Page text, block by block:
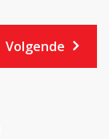
Volgende